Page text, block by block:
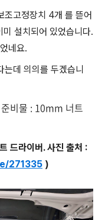
조고정장치 4개 를 뜯어
설치되어 있었습니다.
네요.
데 의의를 두겠습니
비물 : 10mm 너트
드라이버. 사진 출처 :
271335 )